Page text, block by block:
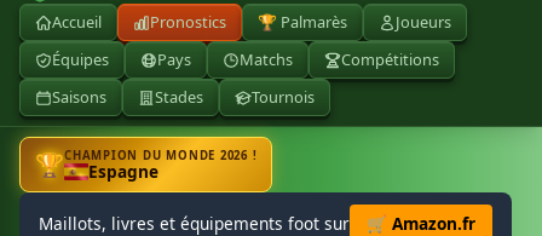
Accueil Pronostics 🏆 Palmarès
Joueurs
Équipes
Pays Matchs
Compétitions
Saisons
Stades Tournois
🏆CHAMPION DU MONDE 2026 !
Espagne
Maillots, livres et équipements foot sur 🛒 Amazon.fr